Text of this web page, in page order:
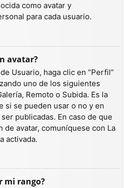
como avatar y
para cada usuario.
avatar?
Usuario, haga clic en “Perfil”
uno de los siguientes
Remoto o Subida. Es la
si se pueden usar o no y en
publicadas. En caso de que
avatar, comuníquese con La
activada.
mi rango?